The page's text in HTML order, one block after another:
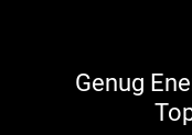
Genug